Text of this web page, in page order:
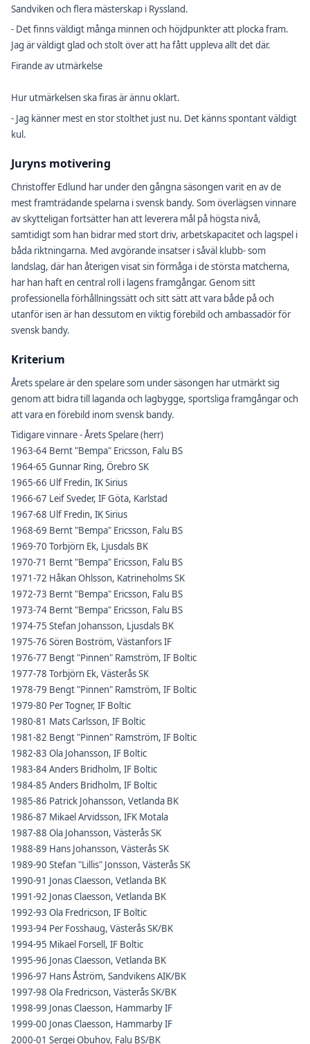
Sandviken och flera mästerskap i Ryssland.
- Det finns väldigt många minnen och höjdpunkter att plocka fram.
Jag är väldigt glad och stolt över att ha fått uppleva allt det där.
Firande av utmärkelse
Hur utmärkelsen ska firas är ännu oklart.
- Jag känner mest en stor stolthet just nu. Det känns spontant väldigt
kul.
Juryns motivering
Christoffer Edlund har under den gångna säsongen varit en av de
mest framträdande spelarna i svensk bandy. Som överlägsen vinnare
av skytteligan fortsätter han att leverera mål på högsta nivå,
samtidigt som han bidrar med stort driv, arbetskapacitet och lagspel i
båda riktningarna. Med avgörande insatser i såväl klubb- som
landslag, där han återigen visat sin förmåga i de största matcherna,
har han haft en central roll i lagens framgångar. Genom sitt
professionella förhållningssätt och sitt sätt att vara både på och
utanför isen är han dessutom en viktig förebild och ambassadör för
svensk bandy.
Kriterium
Årets spelare är den spelare som under säsongen har utmärkt sig
genom att bidra till laganda och lagbygge, sportsliga framgångar och
att vara en förebild inom svensk bandy.
Tidigare vinnare - Årets Spelare (herr)
1963-64 Bernt "Bempa" Ericsson, Falu BS
1964-65 Gunnar Ring, Örebro SK
1965-66 Ulf Fredin, IK Sirius
1966-67 Leif Sveder, IF Göta, Karlstad
1967-68 Ulf Fredin, IK Sirius
1968-69 Bernt "Bempa" Ericsson, Falu BS
1969-70 Torbjörn Ek, Ljusdals BK
1970-71 Bernt "Bempa" Ericsson, Falu BS
1971-72 Håkan Ohlsson, Katrineholms SK
1972-73 Bernt "Bempa" Ericsson, Falu BS
1973-74 Bernt "Bempa" Ericsson, Falu BS
1974-75 Stefan Johansson, Ljusdals BK
1975-76 Sören Boström, Västanfors IF
1976-77 Bengt "Pinnen" Ramström, IF Boltic
1977-78 Torbjörn Ek, Västerås SK
1978-79 Bengt "Pinnen" Ramström, IF Boltic
1979-80 Per Togner, IF Boltic
1980-81 Mats Carlsson, IF Boltic
1981-82 Bengt "Pinnen" Ramström, IF Boltic
1982-83 Ola Johansson, IF Boltic
1983-84 Anders Bridholm, IF Boltic
1984-85 Anders Bridholm, IF Boltic
1985-86 Patrick Johansson, Vetlanda BK
1986-87 Mikael Arvidsson, IFK Motala
1987-88 Ola Johansson, Västerås SK
1988-89 Hans Johansson, Västerås SK
1989-90 Stefan "Lillis" Jonsson, Västerås SK
1990-91 Jonas Claesson, Vetlanda BK
1991-92 Jonas Claesson, Vetlanda BK
1992-93 Ola Fredricson, IF Boltic
1993-94 Per Fosshaug, Västerås SK/BK
1994-95 Mikael Forsell, IF Boltic
1995-96 Jonas Claesson, Vetlanda BK
1996-97 Hans Åström, Sandvikens AIK/BK
1997-98 Ola Fredricson, Västerås SK/BK
1998-99 Jonas Claesson, Hammarby IF
1999-00 Jonas Claesson, Hammarby IF
2000-01 Sergei Obuhov, Falu BS/BK